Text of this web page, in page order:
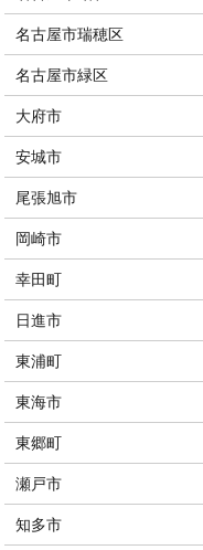
名古屋市瑞穂区
名古屋市緑区
大府市
安城市
尾張旭市
岡崎市
幸田町
日進市
東浦町
東海市
東郷町
瀬戸市
知多市